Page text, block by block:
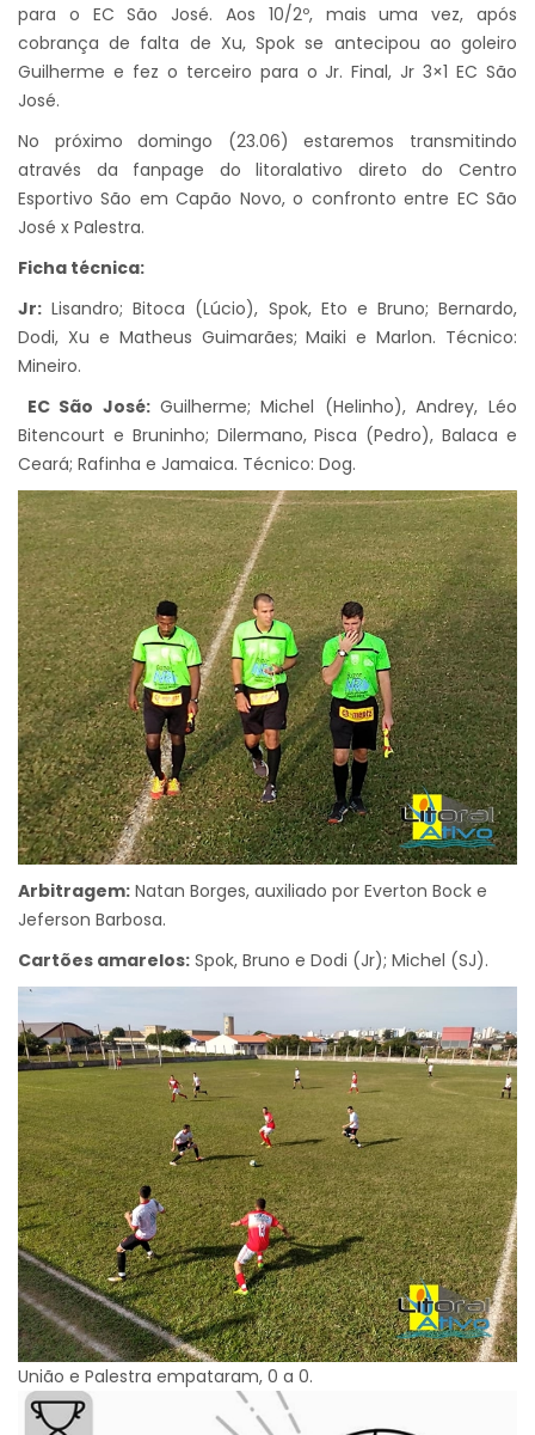
para o EC São José. Aos 10/2º, mais uma vez, após
cobrança de falta de Xu, Spok se antecipou ao goleiro
Guilherme e fez o terceiro para o Jr. Final, Jr 3×1 EC São
José.
No próximo domingo (23.06) estaremos transmitindo
através da fanpage do litoralativo direto do Centro
Esportivo São em Capão Novo, o confronto entre EC São
José x Palestra.
Ficha técnica:
Jr: Lisandro; Bitoca (Lúcio), Spok, Eto e Bruno; Bernardo,
Dodi, Xu e Matheus Guimarães; Maiki e Marlon. Técnico:
Mineiro.
EC São José: Guilherme; Michel (Helinho), Andrey, Léo
Bitencourt e Bruninho; Dilermano, Pisca (Pedro), Balaca e
Ceará; Rafinha e Jamaica. Técnico: Dog.
Arbitragem: Natan Borges, auxiliado por Everton Bock e
Jeferson Barbosa.
Cartões amarelos: Spok, Bruno e Dodi (Jr); Michel (SJ).
União e Palestra empataram, 0 a 0.